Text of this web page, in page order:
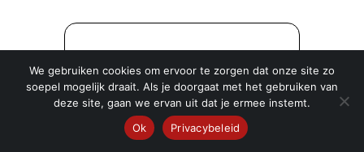
German Silva
We gebruiken cookies om ervoor te zorgen dat onze site zo
soepel mogelijk draait. Als je doorgaat met het gebruiken van
deze site, gaan we ervan uit dat je ermee instemt.
Ok
Privacybeleid